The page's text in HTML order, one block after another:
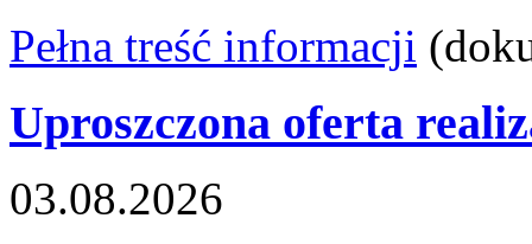
Pełna treść informacji
Uproszczona oferta
03.08.2026